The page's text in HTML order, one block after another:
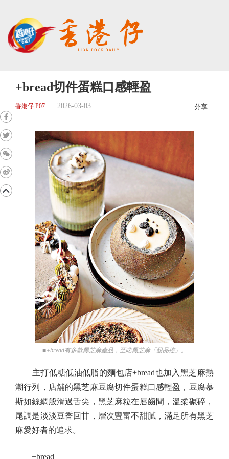
+bread切件蛋糕口感輕盈
香港仔 P07 2026-03-03 分享
■+bread有多款黑芝麻產品，至啱黑芝麻「甜品控」。
主打低糖低油低脂的麵包店+bread也加入黑芝麻熱
潮行列，店舖的黑芝麻豆腐切件蛋糕口感輕盈，豆腐慕
斯如絲綢般滑過舌尖，黑芝麻粒在唇齒間，溫柔碾碎，
尾調是淡淡豆香回甘，層次豐富不甜膩，滿足所有黑芝
麻愛好者的追求。
+bread